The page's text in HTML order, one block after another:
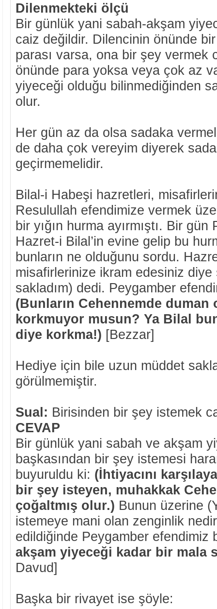
Dilenmekteki ölçü
Bir günlük yani sabah-akşam
caiz değildir. Dilencinin önünde
parası varsa, ona bir şey vermek
önünde para yoksa veya çok az
yiyeceği olduğu bilinmediğinden
olur.
Her gün az da olsa sadaka
de daha çok vereyim diyerek
geçirmemelidir.
Bilal-i Habeşi hazretleri,
Resulullah efendimize vermek
bir yığın hurma ayırmıştı. Bir
Hazret-i Bilal’in evine gelip bu
bunların ne olduğunu sordu.
misafirlerinize ikram edesiniz
sakladım) dedi. Peygamber
(Bunların Cehennemde duman
korkmuyor musun? Ya Bilal
diye korkma!) [Bezzar]
Hediye için bile uzun müddet
görülmemiştir.
Sual: Birisinden bir şey istemek
CEVAP
Bir günlük yani sabah ve akşam
başkasından bir şey istemesi
buyuruldu ki: (İhtiyacını
bir şey isteyen, muhakkak
çoğaltmış olur.) Bunun üzerine
istemeye mani olan zenginlik
edildiğinde Peygamber efendimiz
akşam yiyeceği kadar bir mala
Davud]
Başka bir rivayet ise şöyle: